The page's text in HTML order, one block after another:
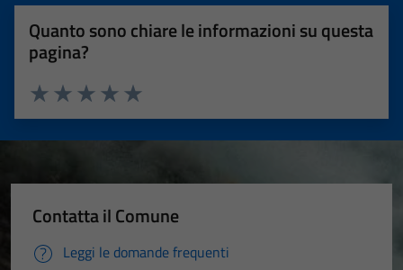
Quanto sono chiare le informazioni su questa
pagina?
Valuta 5 stelle su 5
Valuta 4 stelle su 5
Valuta 3 stelle su 5
Valuta 2 stelle su 5
Valuta 1 stelle su 5
Contatta il Comune
Leggi le domande frequenti